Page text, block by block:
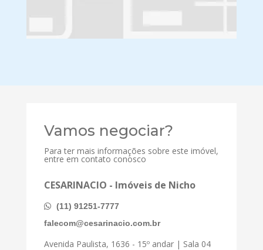
Vamos negociar?
Para ter mais informações sobre este imóvel,
entre em contato conosco
CESARINACIO - Imóveis de Nicho
(11) 91251-7777
falecom@cesarinacio.com.br
Avenida Paulista, 1636 - 15º andar | Sala 04